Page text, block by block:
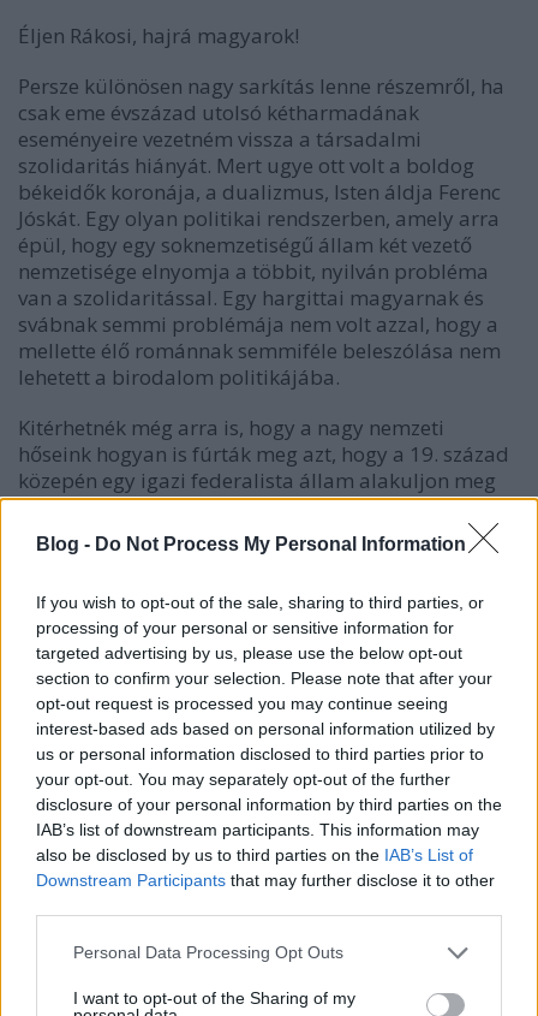
Blog - Do Not Process My Personal Information
If you wish to opt-out of the sale, sharing to third parties, or
processing of your personal or sensitive information for
targeted advertising by us, please use the below opt-out
section to confirm your selection. Please note that after your
opt-out request is processed you may continue seeing
interest-based ads based on personal information utilized by
us or personal information disclosed to third parties prior to
your opt-out. You may separately opt-out of the further
disclosure of your personal information by third parties on the
IAB’s list of downstream participants. This information may
also be disclosed by us to third parties on the IAB’s List of
Downstream Participants that may further disclose it to other
Please note that this website/app uses one or more Google
not limited to your visit or usage behaviour. You may click to
Personal Data Processing Opt Outs
I want to opt-out of the Sharing of my
Éljen Rákosi, hajrá magyarok!
Persze különösen nagy sarkítás lenne részemről, ha
csak eme évszázad utolsó kétharmadának
eseményeire vezetném vissza a társadalmi
szolidaritás hiányát. Mert ugye ott volt a boldog
békeidők koronája, a dualizmus, Isten áldja Ferenc
Jóskát. Egy olyan politikai rendszerben, amely arra
épül, hogy egy soknemzetiségű állam két vezető
nemzetisége elnyomja a többit, nyilván probléma
van a szolidaritással. Egy hargittai magyarnak és
svábnak semmi problémája nem volt azzal, hogy a
mellette élő románnak semmiféle beleszólása nem
lehetett a birodalom politikájába.
Kitérhetnék még arra is, hogy a nagy nemzeti
hőseink hogyan is fúrták meg azt, hogy a 19. század
közepén egy igazi federalista állam alakuljon meg
Közép-Európában, és ezzel ellenünk hangolva az
összes kisebbséget közvetetten hozzájárultak
Trianonhoz, amit persze saját álláspontjuk
de nem fogok.
Tehát a szituáció adott, Magyarországon a
társadalmi szolidaritás hiánya égető probléma. Mit
lehet tenni ellene? Jó kérdés. Kezdésképp nekünk (és
itt most a többes szám a kedves olvasókra értendő)
kellene valamin változtatnunk. Elképzelésem szerint,
ha mi is nyitottabbak vagyunk, ránk is jobban
fognak figyelni, de akár a „jó példa” mutatása is
megfelelő indok lehet. Bátorítok mindenkit, hogy
nézzen körbe kicsit maga körül, és legalább
ismerősökkel pedig egy „Szia, hogy vagy”-nál többet